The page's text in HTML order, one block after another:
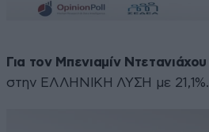
Για τον Μπενιαμίν Ντετανιάχου
στην ΕΛΛΗΝΙΚΗ ΛΥΣΗ με 21,1%.